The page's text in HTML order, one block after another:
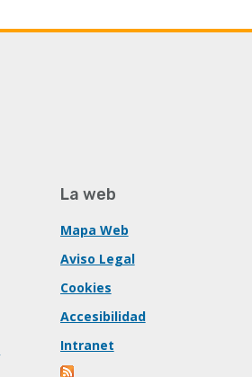
La web
Mapa Web
Aviso Legal
Cookies
Accesibilidad
Intranet